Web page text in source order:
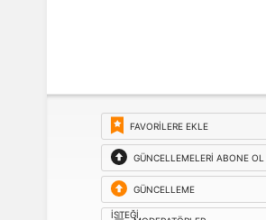
FAVORILERE EKLE
GÜNCELLEMELERI ABONE OL
GÜNCELLEME
ISTEĞI